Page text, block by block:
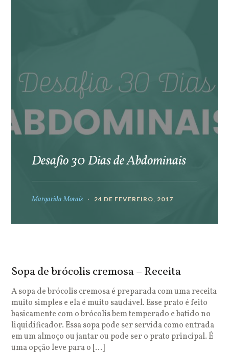
Desafio 30 Dias de Abdominais
Margarida Morais 24 DE FEVEREIRO, 2017
Sopa de brócolis cremosa – Receita
A sopa de brócolis cremosa é preparada com uma receita
muito simples e ela é muito saudável. Esse prato é feito
basicamente com o brócolis bem temperado e batido no
liquidificador. Essa sopa pode ser servida como entrada
em um almoço ou jantar ou pode ser o prato principal. É
uma opção leve para o […]